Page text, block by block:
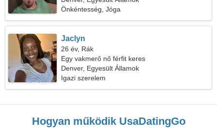
Önkéntesség, Jóga
Jaclyn
26 év, Rák
Egy vakmerő nő férfit keres
Denver, Egyesült Államok
Igazi szerelem
Hogyan működik UsaDatingGo